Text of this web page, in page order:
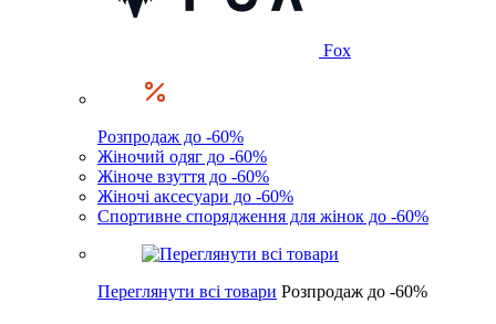
Fox
Розпродаж до -60%
Жіночий одяг до -60%
Жіноче взуття до -60%
Жіночі аксесуари до -60%
Спортивне спорядження для жінок до -60%
Переглянути всі товари Розпродаж до -60%